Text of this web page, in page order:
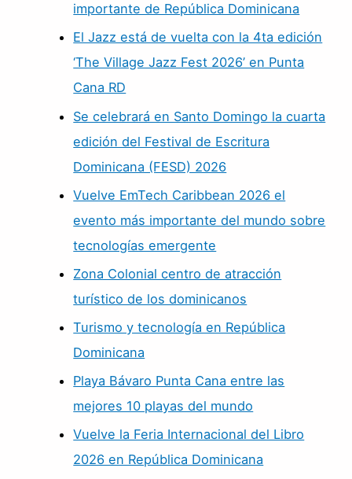
importante de República Dominicana
El Jazz está de vuelta con la 4ta edición
‘The Village Jazz Fest 2026’ en Punta
Cana RD
Se celebrará en Santo Domingo la cuarta
edición del Festival de Escritura
Dominicana (FESD) 2026
Vuelve EmTech Caribbean 2026 el
evento más importante del mundo sobre
tecnologías emergente
Zona Colonial centro de atracción
turístico de los dominicanos
Turismo y tecnología en República
Dominicana
Playa Bávaro Punta Cana entre las
mejores 10 playas del mundo
Vuelve la Feria Internacional del Libro
2026 en República Dominicana